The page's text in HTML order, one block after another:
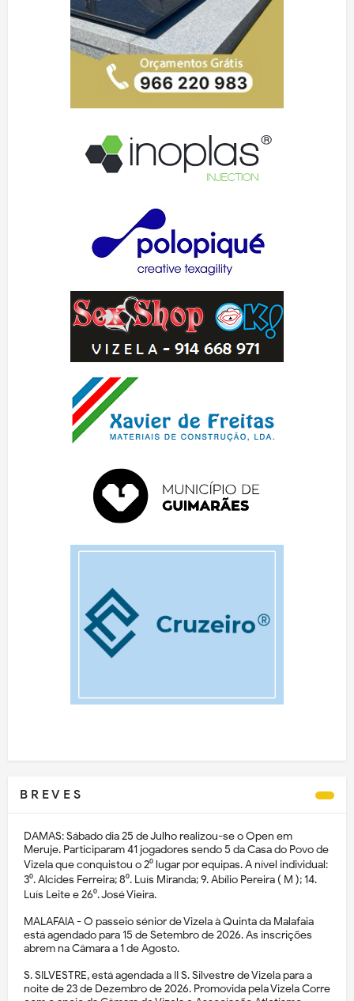
B R E V E S
DAMAS: Sábado dia 25 de Julho realizou-se o Open em
Meruje. Participaram 41 jogadores sendo 5 da Casa do Povo de
Vizela que conquistou o 2⁰ lugar por equipas. A nível individual:
3⁰. Alcides Ferreira; 8⁰. Luís Miranda; 9. Abílio Pereira ( M ); 14.
Luís Leite e 26⁰. José Vieira.
MALAFAIA - O passeio sénior de Vizela à Quinta da Malafaia
está agendado para 15 de Setembro de 2026. As inscrições
abrem na Câmara a 1 de Agosto.
S. SILVESTRE, está agendada a II S. Silvestre de Vizela para a
noite de 23 de Dezembro de 2026. Promovida pela Vizela Corre